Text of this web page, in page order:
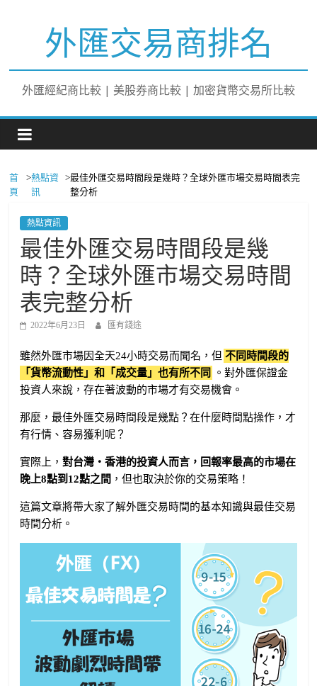
外匯交易商排名
外匯經紀商比較 | 美股券商比較 | 加密貨幣交易所比較
首
頁
>熱點資
訊
>最佳外匯交易時間段是幾時？全球外匯市場交易時間表完
整分析
熱點資訊
最佳外匯交易時間段是幾
時？全球外匯市場交易時間
表完整分析
2022年6月23日 匯有錢途
雖然外匯市場因全天24小時交易而聞名，但 不同時間段的
「貨幣流動性」和「成交量」也有所不同
。對外匯保證金
投資人來說，存在著波動的市場才有交易機會。
那麼，最佳外匯交易時間段是幾點？在什麼時間點操作，才
有行情、容易獲利呢？
實際上，對台灣・香港的投資人而言，回報率最高的市場在
晚上8點到12點之間 ，但也取決於你的交易策略！
這篇文章將帶大家了解外匯交易時間的基本知識與最佳交易
時間分析。